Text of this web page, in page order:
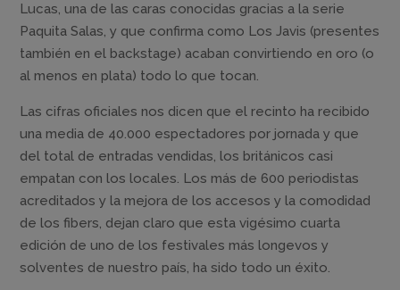
Lucas, una de las caras conocidas gracias a la serie
Paquita Salas, y que confirma como Los Javis (presentes
también en el backstage) acaban convirtiendo en oro (o
al menos en plata) todo lo que tocan.
Las cifras oficiales nos dicen que el recinto ha recibido
una media de 40.000 espectadores por jornada y que
del total de entradas vendidas, los británicos casi
empatan con los locales. Los más de 600 periodistas
acreditados y la mejora de los accesos y la comodidad
de los fibers, dejan claro que esta vigésimo cuarta
edición de uno de los festivales más longevos y
solventes de nuestro país, ha sido todo un éxito.